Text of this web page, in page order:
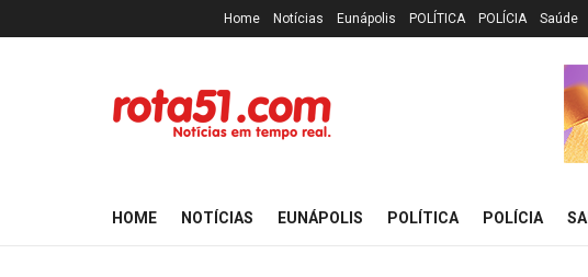
Home Notícias Eunápolis POLÍTICA POLÍCIA Saúde
HOME NOTÍCIAS EUNÁPOLIS POLÍTICA POLÍCIA